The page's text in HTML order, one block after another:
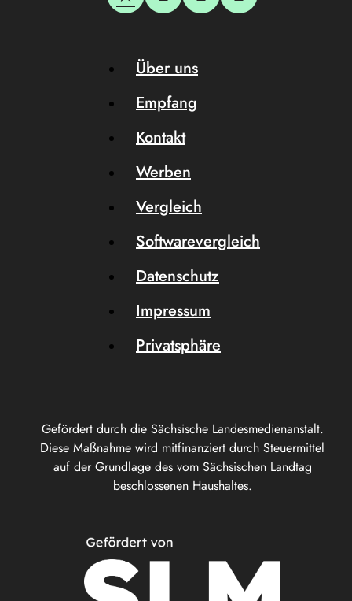
Gefördert durch die Sächsische Landesmedienanstalt.
Diese Maßnahme wird mitfinanziert durch Steuermittel
auf der Grundlage des vom Sächsischen Landtag
beschlossenen Haushaltes.
Über uns
Empfang
Kontakt
Werben
Vergleich
Softwarevergleich
Datenschutz
Impressum
Privatsphäre